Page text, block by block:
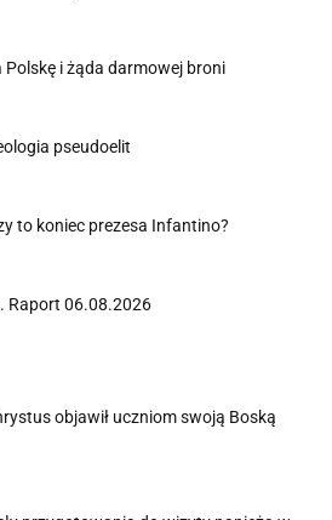
i żąda darmowej broni
pseudoelit
to koniec prezesa Infantino?
Raport 06.08.2026
objawił uczniom swoją Boską